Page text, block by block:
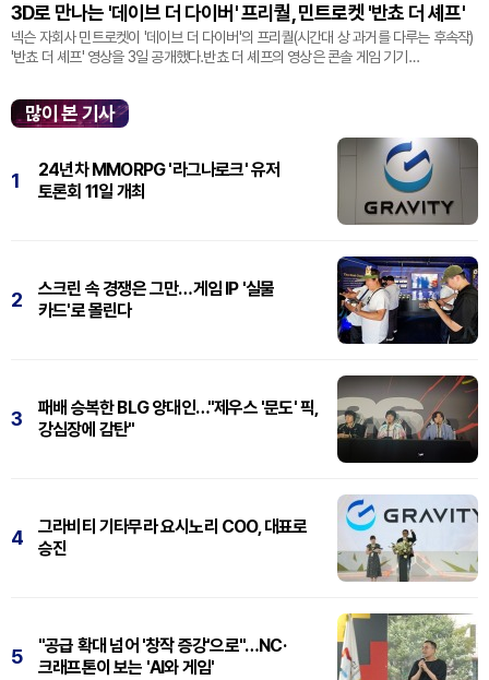
3D로 만나는 '데이브 더 다이버' 프리퀄, 민트로켓 '반쵸 더 셰프'
넥슨 자회사 민트로켓이 '데이브 더 다이버'의 프리퀄(시간대 상 과거를 다루는 후속작)
'반쵸 더 셰프' 영상을 3일 공개했다.반쵸 더 셰프의 영상은 콘솔 게임 기기
많이 본 기사
1
24년차 MMORPG '라그나로크' 유저
토론회 11일 개최
2
스크린 속 경쟁은 그만…게임 IP '실물
카드'로 몰린다
3
패배 승복한 BLG 양대인…"제우스 '문도' 픽,
강심장에 감탄"
4
그라비티 기타무라 요시노리 COO, 대표로
승진
5
"공급 확대 넘어 '창작 증강'으로"…NC·
크래프톤이 보는 'AI와 게임'